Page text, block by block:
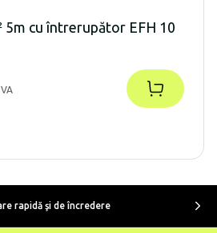
5m cu întrerupător EFH 10
rapidă şi de încredere